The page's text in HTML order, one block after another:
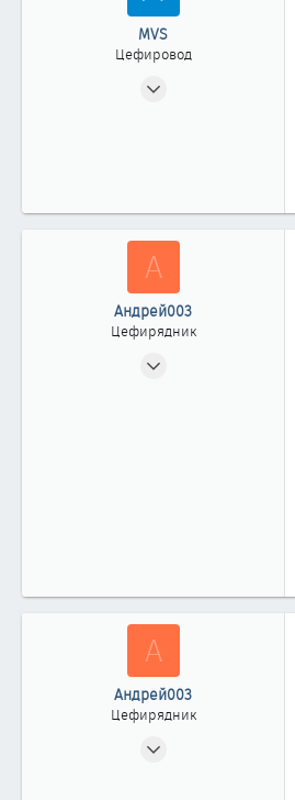
MVS
Цефировод
А
Андрей003
Цефирядник
А
Андрей003
Цефирядник